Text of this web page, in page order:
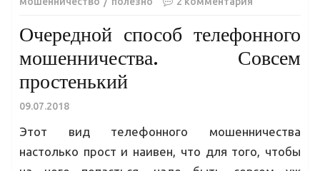
Очередной способ телефонного
мошенничества. Совсем
простенький
09.07.2018
Этот вид телефонного мошенничества
настолько прост и наивен, что для того, чтобы